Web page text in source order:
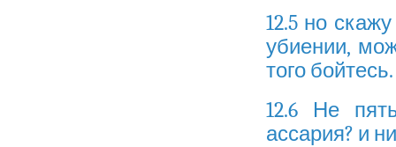
12.5 но
убиении,
того бойтесь.
12.6 Не
ассария? и